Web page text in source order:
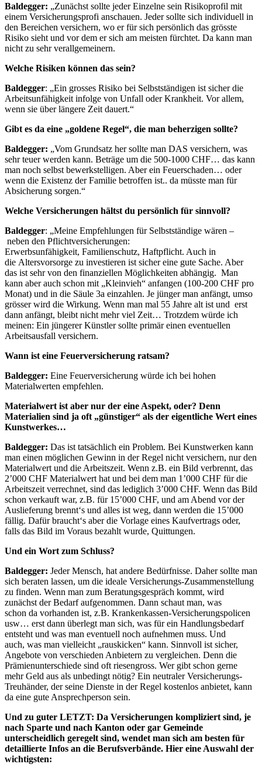
Baldegger: „Zunächst sollte jeder Einzelne sein Risikoprofil mit
einem Versicherungsprofi anschauen. Jeder sollte sich individuell in
den Bereichen versichern, wo er für sich persönlich das grösste
Risiko sieht und vor dem er sich am meisten fürchtet. Da kann man
nicht zu sehr verallgemeinern.
Welche Risiken können das sein?
Baldegger: „Ein grosses Risiko bei Selbstständigen ist sicher die
Arbeitsunfähigkeit infolge von Unfall oder Krankheit. Vor allem,
wenn sie über längere Zeit dauert.“
Gibt es da eine „goldene Regel“, die man beherzigen sollte?
Baldegger: „Vom Grundsatz her sollte man DAS versichern, was
sehr teuer werden kann. Beträge um die 500-1000 CHF… das kann
man noch selbst bewerkstelligen. Aber ein Feuerschaden… oder
wenn die Existenz der Familie betroffen ist.. da müsste man für
Absicherung sorgen.“
Welche Versicherungen hältst du persönlich für sinnvoll?
Baldegger: „Meine Empfehlungen für Selbstständige wären –
neben den Pflichtversicherungen:
Erwerbsunfähigkeit, Familienschutz, Haftpflicht. Auch in
die Altersvorsorge zu investieren ist sicher eine gute Sache. Aber
das ist sehr von den finanziellen Möglichkeiten abhängig. Man
kann aber auch schon mit „Kleinvieh“ anfangen (100-200 CHF pro
Monat) und in die Säule 3a einzahlen. Je jünger man anfängt, umso
grösser wird die Wirkung. Wenn man mal 55 Jahre alt ist und erst
dann anfängt, bleibt nicht mehr viel Zeit… Trotzdem würde ich
meinen: Ein jüngerer Künstler sollte primär einen eventuellen
Arbeitsausfall versichern.
Wann ist eine Feuerversicherung ratsam?
Baldegger: Eine Feuerversicherung würde ich bei hohen
Materialwerten empfehlen.
Materialwert ist aber nur der eine Aspekt, oder? Denn
Materialien sind ja oft „günstiger“ als der eigentliche Wert eines
Kunstwerkes…
Baldegger: Das ist tatsächlich ein Problem. Bei Kunstwerken kann
man einen möglichen Gewinn in der Regel nicht versichern, nur den
Materialwert und die Arbeitszeit. Wenn z.B. ein Bild verbrennt, das
2’000 CHF Materialwert hat und bei dem man 1’000 CHF für die
Arbeitszeit verrechnet, sind das lediglich 3’000 CHF. Wenn das Bild
schon verkauft war, z.B. für 15’000 CHF, und am Abend vor der
Auslieferung brennt‘s und alles ist weg, dann werden die 15’000
fällig. Dafür braucht‘s aber die Vorlage eines Kaufvertrags oder,
falls das Bild im Voraus bezahlt wurde, Quittungen.
Und ein Wort zum Schluss?
Baldegger: Jeder Mensch, hat andere Bedürfnisse. Daher sollte man
sich beraten lassen, um die ideale Versicherungs-Zusammenstellung
zu finden. Wenn man zum Beratungsgespräch kommt, wird
zunächst der Bedarf aufgenommen. Dann schaut man, was
schon da vorhanden ist, z.B. Krankenkassen-Versicherungspolicen
usw… erst dann überlegt man sich, was für ein Handlungsbedarf
entsteht und was man eventuell noch aufnehmen muss. Und
auch, was man vielleicht „rauskicken“ kann. Sinnvoll ist sicher,
Angebote von verschieden Anbietern zu vergleichen. Denn die
Prämienunterschiede sind oft riesengross. Wer gibt schon gerne
mehr Geld aus als unbedingt nötig? Ein neutraler Versicherungs-
Treuhänder, der seine Dienste in der Regel kostenlos anbietet, kann
da eine gute Ansprechperson sein.
Und zu guter LETZT: Da Versicherungen kompliziert sind, je
nach Sparte und nach Kanton oder gar Gemeinde
unterscheidlich geregelt sind, wendet man sich am besten für
detaillierte Infos an die Berufsverbände. Hier eine Auswahl der
wichtigsten: